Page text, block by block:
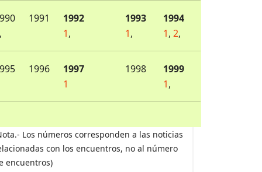
1991 1992 1993
1994
, 1, 1, 1, 2,
1996 1997 1998
1999
1
1,
Los números corresponden a las noticias
con los encuentros, no al número
encuentros)